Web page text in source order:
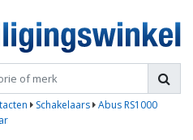
Schakelaars Abus RS1000